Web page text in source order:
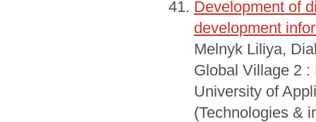
Development of
development
Melnyk Liliya,
Global Village 2
University of
(Technologies &